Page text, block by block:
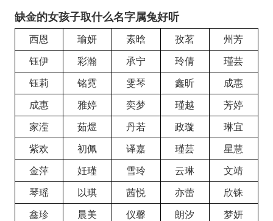
缺金的女孩子取什么名字属兔好听
西恩 瑜妍 素晗 孜茗 州芳
钰伊 彩瀚 承宁 玲倩 瑾芸
钰莉 铭霓 雯琴 鑫昕 成惠
成惠 雅婷 奕梦 瑾越 芳婷
家滢 茹煜 丹若 政璇 琳宜
紫欢 初佩 译嘉 瑾芸 星慧
金萍 妊瑾 雪玲 云琳 文靖
琴瑶 以琪 茜悦 亦蕾 欣铢
鑫珍 晨美 仪馨 朗汐 梦妍